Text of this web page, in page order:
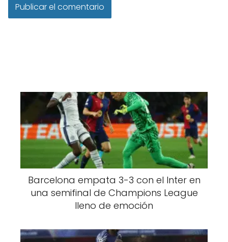
Barcelona empata 3-3 con el Inter en
una semifinal de Champions League
lleno de emoción